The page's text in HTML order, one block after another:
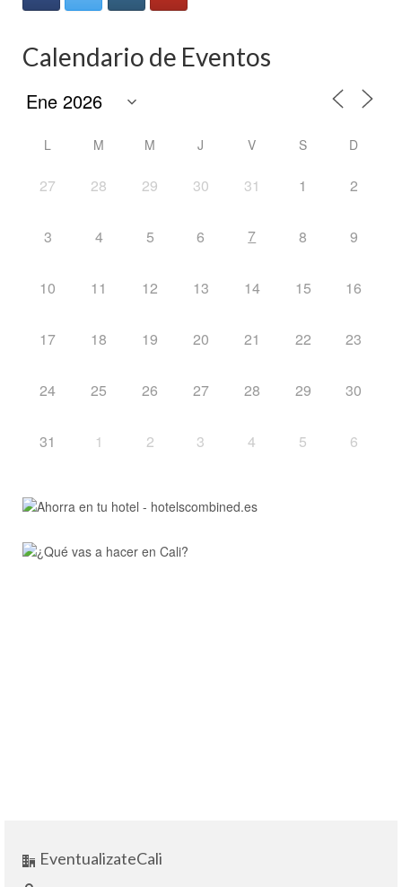
Calendario de Eventos
L M M J V S D
27 28 29 30 31 1 2
3 4 5 6 7 8 9
10 11 12 13 14 15 16
17 18 19 20 21 22 23
24 25 26 27 28 29 30
31 1 2 3 4 5 6
EventualizateCali